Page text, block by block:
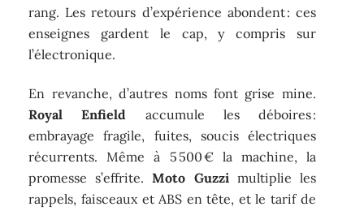
rang. Les retours d’expérience abondent : ces
enseignes gardent le cap, y compris sur
l’électronique.
En revanche, d’autres noms font grise mine.
Royal Enfield accumule les déboires :
embrayage fragile, fuites, soucis électriques
récurrents. Même à 5 500 € la machine, la
promesse s’effrite.Moto Guzzimultiplie les
rappels, faisceaux et ABS en tête, et le tarif de